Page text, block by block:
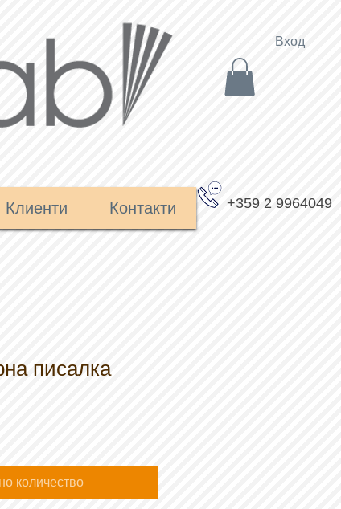
Вход
Клиенти Контакти +359 2 9964049
писалка
количество